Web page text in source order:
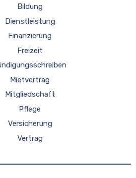
Bildung
Dienstleistung
Finanzierung
Freizeit
Mietvertrag
Mitgliedschaft
Pflege
Versicherung
Vertrag